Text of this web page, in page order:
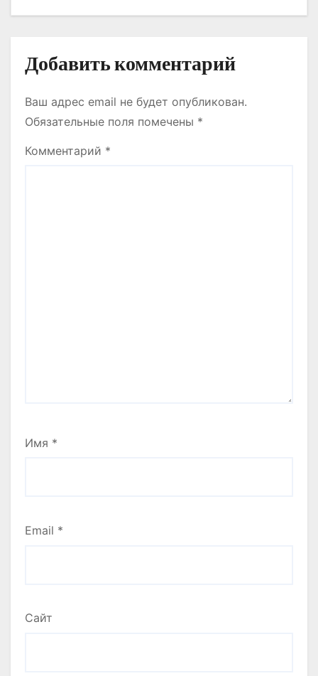
я
Добавить комментарий
Ваш адрес email не будет опубликован.
Обязательные поля помечены *
Комментарий *
Имя *
Email *
Сайт